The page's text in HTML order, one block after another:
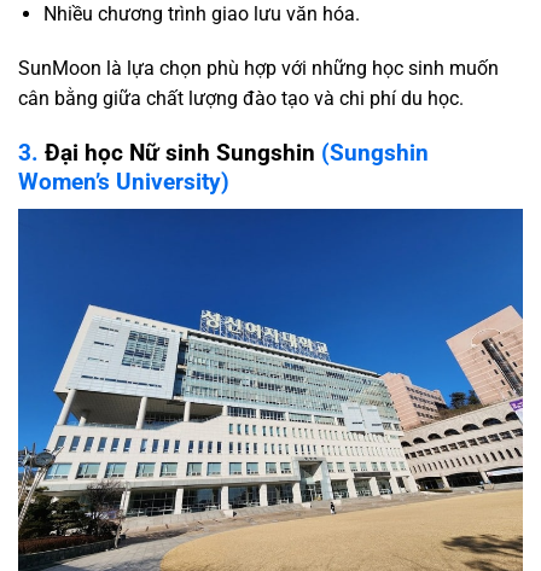
Nhiều chương trình giao lưu văn hóa.
SunMoon là lựa chọn phù hợp với những học sinh muốn
cân bằng giữa chất lượng đào tạo và chi phí du học.
3. Đại học Nữ sinh Sungshin (Sungshin
Women’s University)